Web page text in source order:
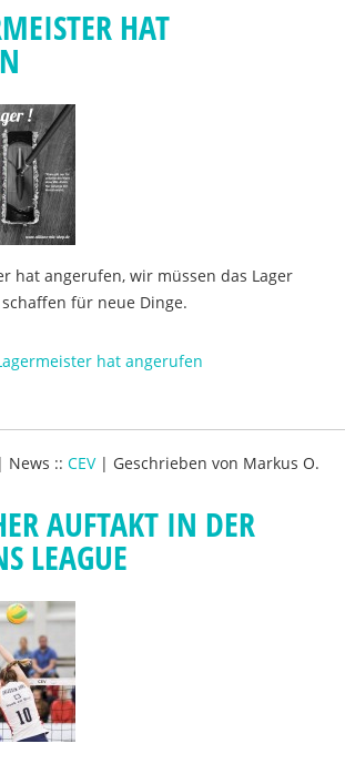
HAT
hat angerufen, wir müssen das Lager
für neue Dinge.
hat angerufen
| News :: CEV | Geschrieben von Markus O.
AUFTAKT IN DER
LEAGUE